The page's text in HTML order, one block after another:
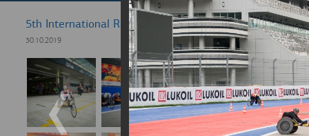
5th International Rezept-Sport Wheelchair Half
30.10.2019